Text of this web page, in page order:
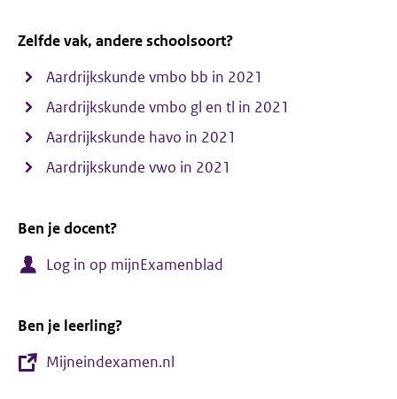
Zelfde vak, andere schoolsoort?
Aardrijkskunde vmbo bb in 2021
Aardrijkskunde vmbo gl en tl in 2021
Aardrijkskunde havo in 2021
Aardrijkskunde vwo in 2021
Ben je docent?
Log in op mijnExamenblad
Ben je leerling?
Mijneindexamen.nl